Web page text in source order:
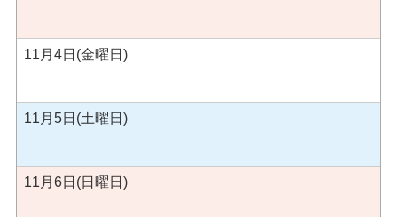
11月4日(金曜日)
11月5日(土曜日)
11月6日(日曜日)